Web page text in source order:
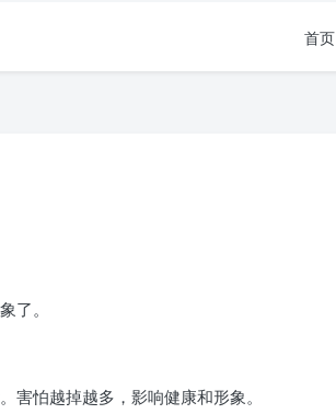
首页
了。
怕越掉越多，影响健康和形象。